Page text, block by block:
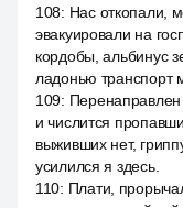
108: Нас откопали,
эвакуировали на
кордобы, альбинус
ладонью транспорт
109:
и числится
выживших нет,
усилился я здесь.
110: Плати,